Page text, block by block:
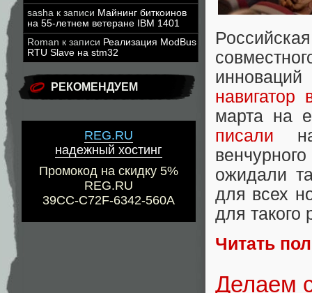
sasha к записи Майнинг биткоинов
на 55-летнем ветеране IBM 1401
Roman к записи Реализация ModBus
RTU Slave на stm32
РЕКОМЕНДУЕМ
REG.RU
надежный хостинг
Промокод на скидку 5%
REG.RU
39CC-C72F-6342-560A
навигатор
марта на
писали на
ожидали
для всех
для такого
Читать
Делаем